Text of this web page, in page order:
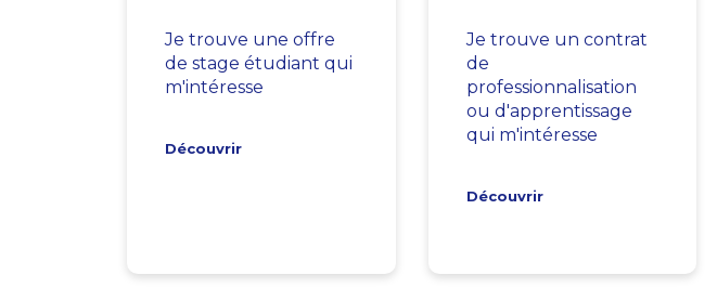
Je trouve une offre
de stage étudiant qui
m'intéresse
Découvrir
Je trouve un contrat
de
professionnalisation
ou d'apprentissage
qui m'intéresse
Découvrir